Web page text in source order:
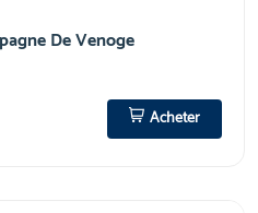
De Venoge
Acheter